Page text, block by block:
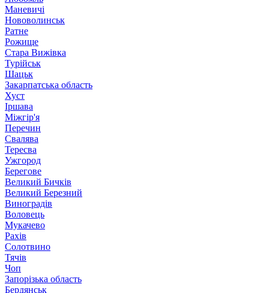
Маневичі
Нововолинськ
Ратне
Рожище
Стара Вижівка
Турійськ
Шацьк
Закарпатська область
Хуст
Іршава
Міжгір'я
Перечин
Свалява
Тересва
Ужгород
Берегове
Великий Бичків
Великий Березний
Виноградів
Воловець
Мукачево
Рахів
Солотвино
Тячів
Чоп
Запорізька область
Бердянськ